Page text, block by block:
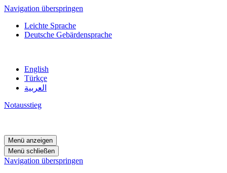
Navigation überspringen
Leichte Sprache
Deutsche Gebärdensprache
English
Türkçe
العربية
Notausstieg
Menü anzeigen
Menü schließen
Navigation überspringen